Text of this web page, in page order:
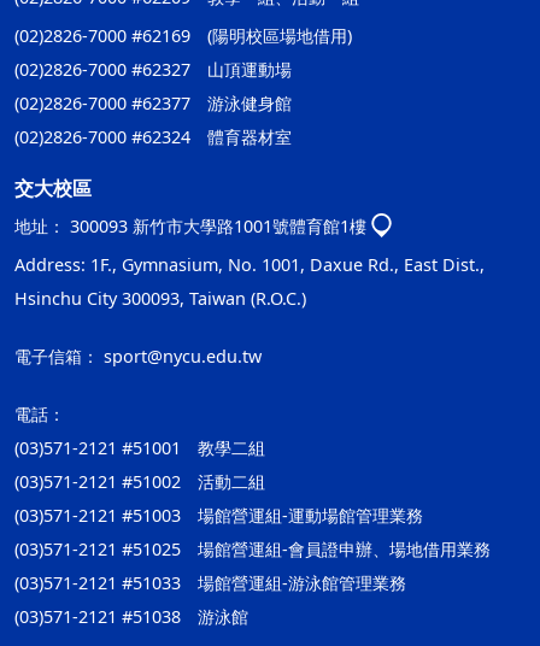
(02)2826-7000 #62169 (陽明校區場地借用)
(02)2826-7000 #62327 山頂運動場
(02)2826-7000 #62377 游泳健身館
(02)2826-7000 #62324 體育器材室
交大校區
地址： 300093 新竹市大學路1001號體育館1樓
Address: 1F., Gymnasium, No. 1001, Daxue Rd., East Dist.,
Hsinchu City 300093, Taiwan (R.O.C.)
電子信箱： sport@nycu.edu.tw
電話：
(03)571-2121 #51001 教學二組
(03)571-2121 #51002 活動二組
(03)571-2121 #51003 場館營運組-運動場館管理業務
(03)571-2121 #51025 場館營運組-會員證申辦、場地借用業務
(03)571-2121 #51033 場館營運組-游泳館管理業務
(03)571-2121 #51038 游泳館